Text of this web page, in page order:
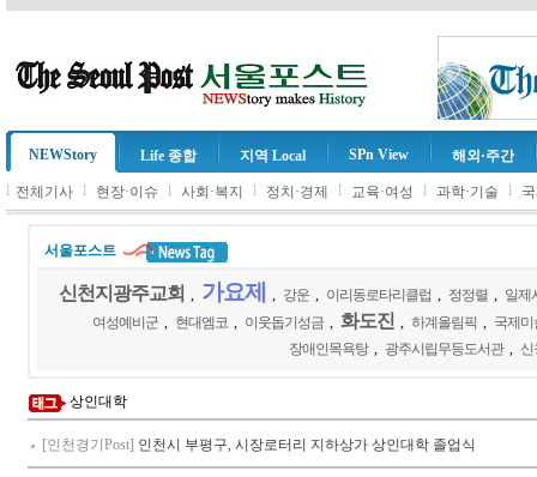
NEWStory Life 종합 지역 Local SPn View 해외·주간
l 전체기사 l 현장·이슈 l 사회·복지 l 정치·경제 l 교육·여성 l 과학·기술 l
서울포스트
신천지광주교회 가요제 강운 이리동로타리클럽 정정렬
일제
여성예비군
현대엠코 이웃돕기성금 화도진 하계올림픽
국제미
장애인목욕탕
광주시립무등도서관 신
상인대학
[인천경기Post] 인천시 부평구, 시장로터리 지하상가 상인대학 졸업식